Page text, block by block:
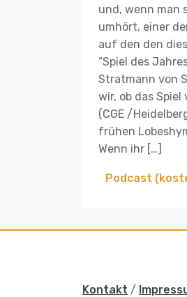
und, wenn man
umhört, einer
auf den den
“Spiel des
Stratmann von
wir, ob das Spiel
(CGE /
frühen
Wenn ihr […]
Podcast
Kontakt /